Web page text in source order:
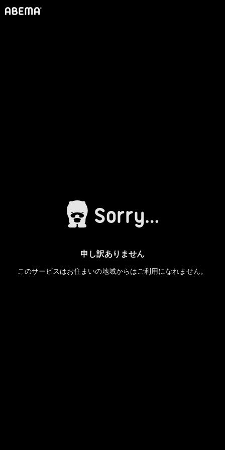
申し訳ありません
このサービスはお住まいの地域からはご利用になれません。